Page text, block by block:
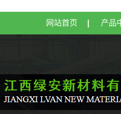
网站首页 产品